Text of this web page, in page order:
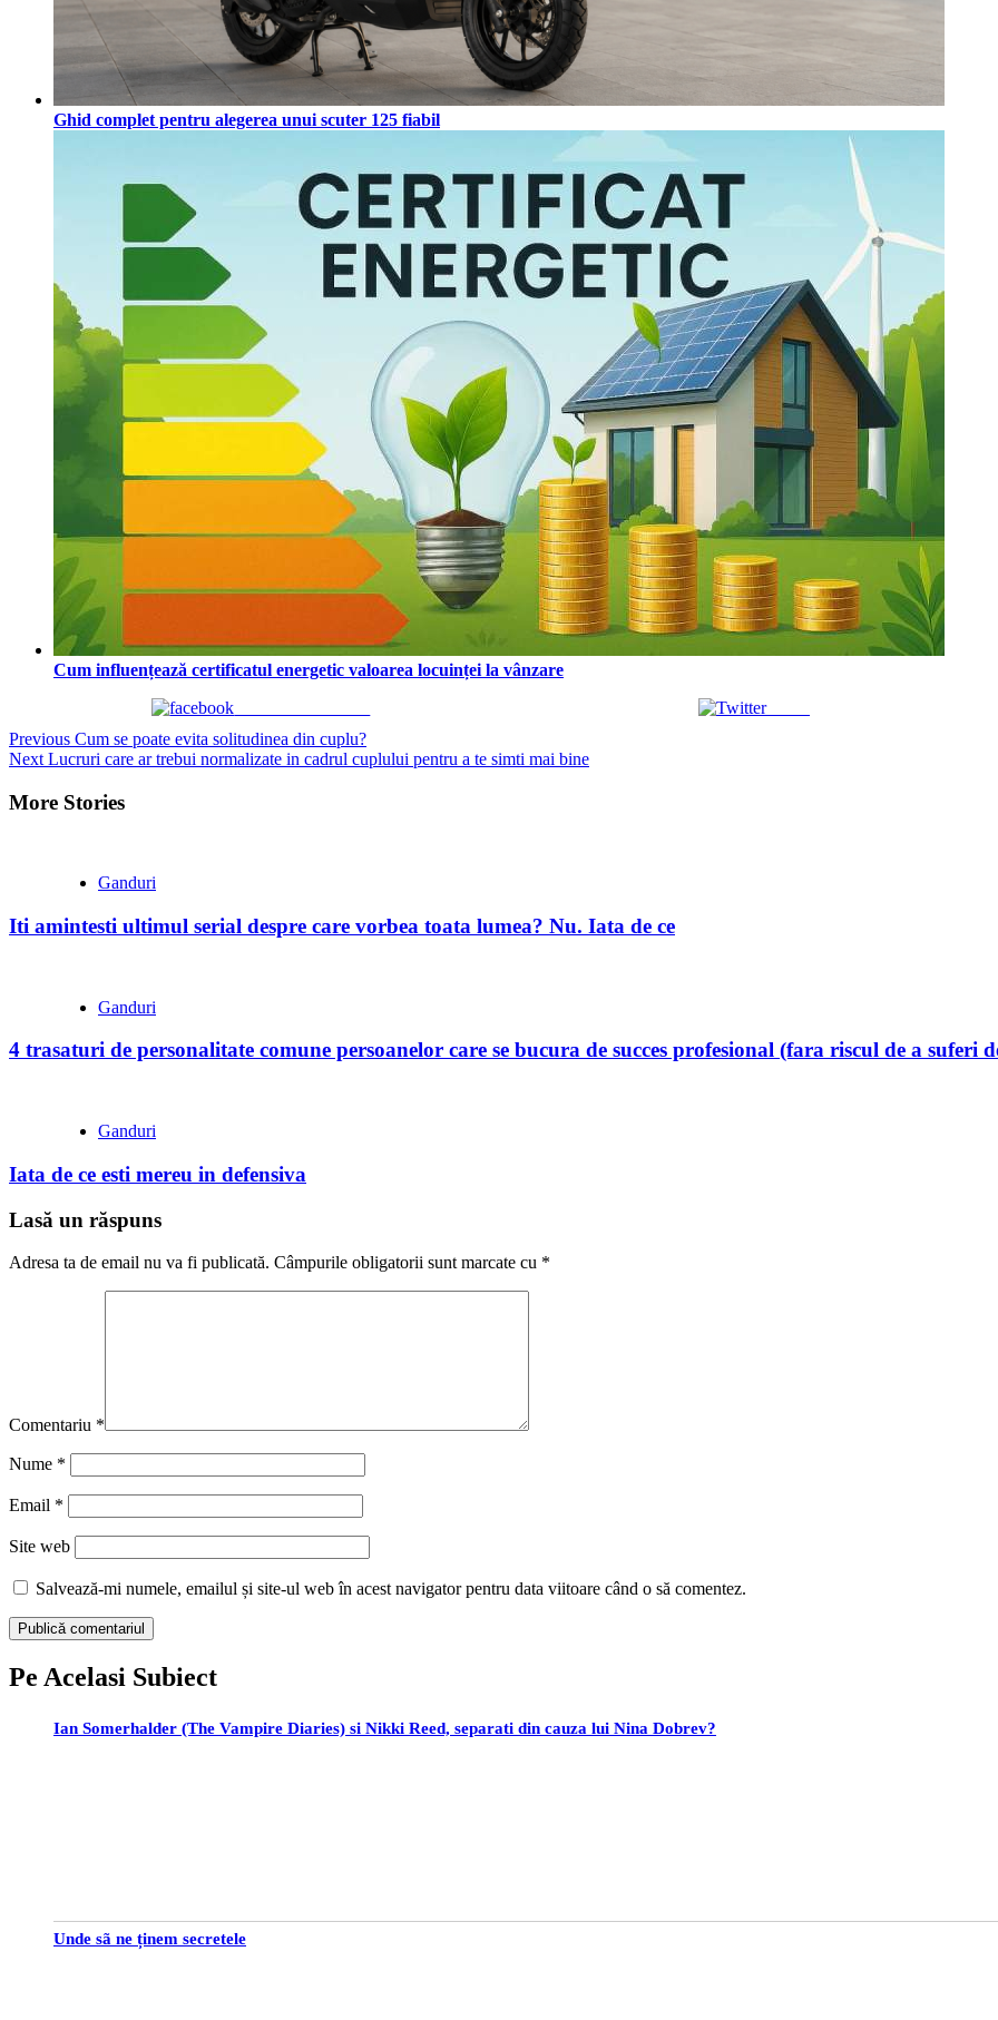
Ghid complet pentru alegerea unui scuter 125 fiabil
Cum influențează certificatul energetic valoarea locuinței la vânzare
Tweet
Continue
Reading
Previous Cum se poate evita solitudinea din cuplu?
Next Lucruri care ar trebui normalizate in cadrul cuplului pentru a te simti mai bine
More Stories
Ganduri
Iti amintesti ultimul serial despre care vorbea toata lumea? Nu. Iata de ce
Ganduri
4 trasaturi de personalitate comune persoanelor care se bucura de succes profesional (fara riscul de a suferi
Ganduri
Iata de ce esti mereu in defensiva
Lasă un răspuns
Adresa ta de email nu va fi publicată. Câmpurile obligatorii sunt marcate cu *
Comentariu *
Nume *
Email *
Site web
Salvează-mi numele, emailul și site-ul web în acest navigator pentru data viitoare când o să comentez.
Pe Acelasi Subiect
Ian Somerhalder (The Vampire Diaries) si Nikki Reed, separati din cauza lui Nina Dobrev?
Unde sã ne ținem secretele